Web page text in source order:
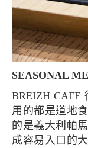
SEASONAL
BREIZH CAFE 很快就名聲遠播，而且店裡的料理
用的都是道地
的是義大利帕
成容易入口的